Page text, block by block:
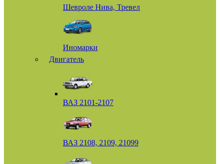
Шевроле Нива, Тревел
Иномарки
Двигатель
ВАЗ 2101-2107
ВАЗ 2108, 2109, 21099